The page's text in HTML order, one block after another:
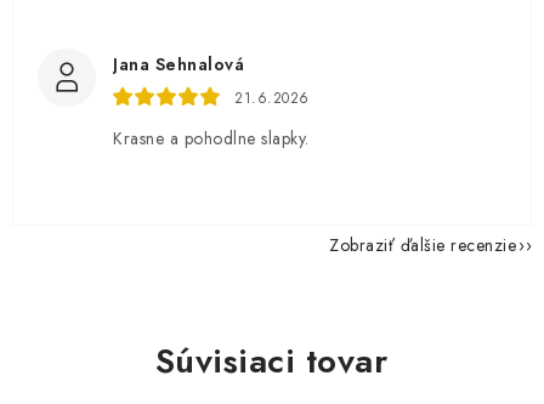
Jana Sehnalová
21.6.2026
Krasne a pohodlne slapky.
Zobraziť ďalšie recenzie
Súvisiaci tovar